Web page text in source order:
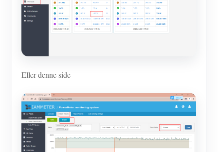
Eller denne side